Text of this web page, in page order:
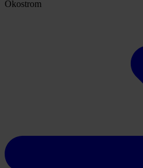
Ökostrom